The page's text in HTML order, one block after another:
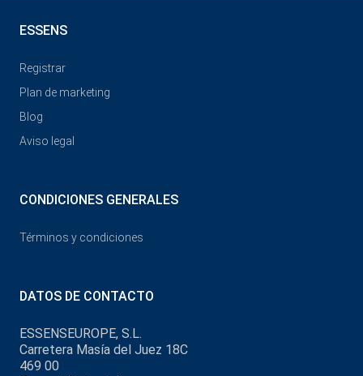
ESSENS
Registrar
Plan de marketing
Blog
Aviso legal
CONDICIONES GENERALES
Términos y condiciones
DATOS DE CONTACTO
ESSENSEUROPE, S.L.
Carretera Masía del Juez 18C
469 00